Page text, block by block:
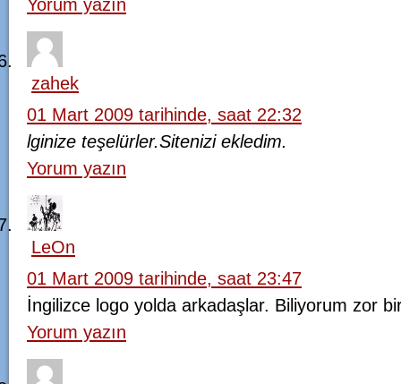
Yorum yazın
zahek
01 Mart 2009 tarihinde, saat 22:32
lginize teşelürler.Sitenizi ekledim.
Yorum yazın
LeOn
01 Mart 2009 tarihinde, saat 23:47
İngilizce logo yolda arkadaşlar. Biliyorum zor
Yorum yazın